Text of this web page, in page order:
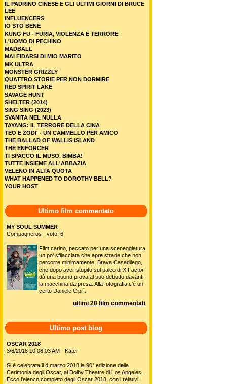
IL PADRINO CINESE E GLI ULTIMI GIORNI DI BRUCE
LEE
INFLUENCERS
IO STO BENE
KUNG FU - FURIA, VIOLENZA E TERRORE
L'UOMO DI PECHINO
MADBALL
MAI FIDARSI DI MIO MARITO
MK ULTRA
MONSTER GRIZZLY
QUATTRO STORIE PER NON DORMIRE
RED SPIRIT LAKE
SAVAGE HUNT
SHELTER (2014)
SING SING (2023)
SVANITA NEL NULLA
TAYANG: IL TERRORE DELLA CINA
TEO E ZODI' - UN CAMMELLO PER AMICO
THE BALLAD OF WALLIS ISLAND
THE ENFORCER
TI SPACCO IL MUSO, BIMBA!
TUTTE INSIEME ALL'ABBAZIA
VELENO IN ALTA QUOTA
WHAT HAPPENED TO DOROTHY BELL?
YOUR HOST
Ultimo film commentato
MY SOUL SUMMER
Compagneros - voto: 6
Film carino, peccato per una sceneggiatura
un po' sfilacciata che apre strade che non
percorre minimamente. Brava Casadilego,
che dopo aver stupito sul palco di X Factor
dà una buona prova al suo debutto davanti
la macchina da presa. Alla fotografia c'è un
certo Daniele Ciprì.
ultimi 20 film commentati
Ultimo post blog
OSCAR 2018
3/6/2018 10:08:03 AM - Kater
Si è celebrata il 4 marzo 2018 la 90° edizione della
Cerimonia degli Oscar, al Dolby Theatre di Los Angeles.
Ecco l'elenco completo degli Oscar 2018, con i relativi